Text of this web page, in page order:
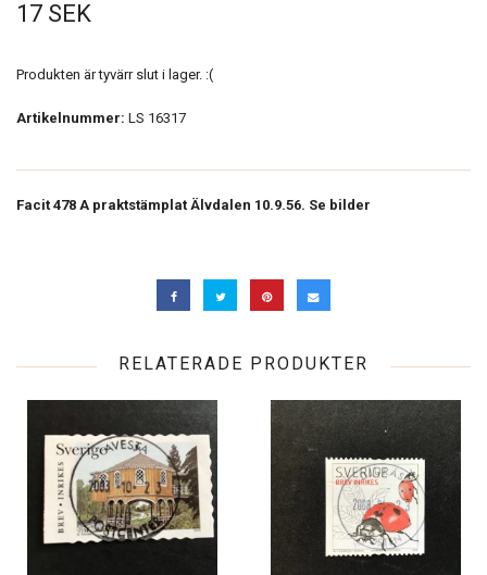
17 SEK
Produkten är tyvärr slut i lager. :(
Artikelnummer: LS 16317
Facit 478 A praktstämplat Älvdalen 10.9.56. Se bilder
RELATERADE PRODUKTER